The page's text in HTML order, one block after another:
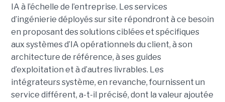
IA à l’échelle de l’entreprise. Les services
d’ingénierie déployés sur site répondront à ce besoin
en proposant des solutions ciblées et spécifiques
aux systèmes d’IA opérationnels du client, à son
architecture de référence, à ses guides
d’exploitation et à d’autres livrables. Les
intégrateurs système, en revanche, fournissent un
service différent, a-t-il précisé, dont la valeur ajoutée